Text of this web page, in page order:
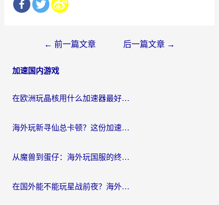
导
← 前一篇文章 后一篇文章 →
加速国内游戏
在欧洲玩晶核用什么加速器最好呢？一个老玩家的真心话
海外玩新寻仙总卡顿？这份加速器选择指南让你秒回国服流畅体验
从魔兽到蛋仔：海外玩国服的终极加速指南，找到你的专属高速通道
在国外能不能玩星战前夜？海外党国服游戏不卡顿的秘密武器在这里